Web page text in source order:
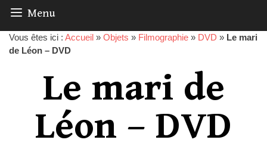
Menu
Vous êtes ici : Accueil » Objets » Filmographie » DVD » Le mari
de Léon – DVD
Le mari de
Léon – DVD